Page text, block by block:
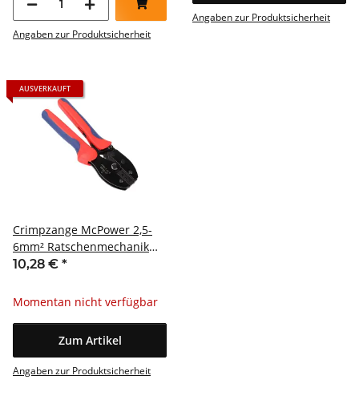
Angaben zur Produktsicherheit
Angaben zur Produktsicherheit
AUSVERKAUFT
Crimpzange McPower 2,5-
6mm² Ratschenmechanik
Solar Photovoltaik
10,28 € *
Momentan nicht verfügbar
Zum Artikel
Angaben zur Produktsicherheit